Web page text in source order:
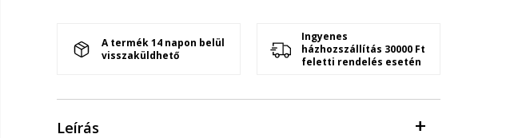
A termék 14 napon belül
visszaküldhető
Ingyenes
házhozszállítás 30000 Ft
feletti rendelés esetén
Leírás